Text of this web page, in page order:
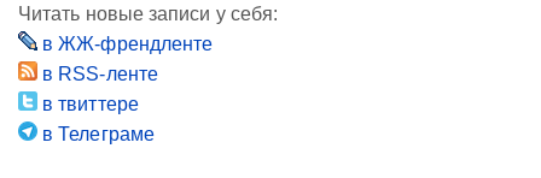
Читать новые записи у себя:
в ЖЖ-френдленте
в RSS-ленте
в твиттере
в Телеграме